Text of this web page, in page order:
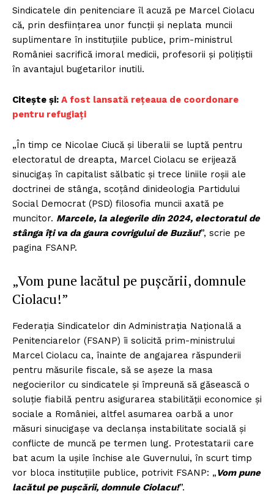
Sindicatele din penitenciare îl acuză pe Marcel Ciolacu
că, prin desființarea unor funcții și neplata muncii
suplimentare în instituțiile publice, prim-ministrul
României sacrifică imoral medicii, profesorii și polițiștii
în avantajul bugetarilor inutili.
Citește și: A fost lansată reţeaua de coordonare
pentru refugiaţi
„În timp ce Nicolae Ciucă și liberalii se luptă pentru
electoratul de dreapta, Marcel Ciolacu se erijează
sinucigaș în capitalist sălbatic și trece liniile roșii ale
doctrinei de stânga, scoțând dinideologia Partidului
Social Democrat (PSD) filosofia muncii axată pe
muncitor. Marcele, la alegerile din 2024, electoratul de
stânga îți va da gaura covrigului de Buzău!”, scrie pe
pagina FSANP.
„Vom pune lacătul pe pușcării, domnule
Ciolacu!”
Federația Sindicatelor din Administrația Națională a
Penitenciarelor (FSANP) îi solicită prim-ministrului
Marcel Ciolacu ca, înainte de angajarea răspunderii
pentru măsurile fiscale, să se așeze la masa
negocierilor cu sindicatele și împreună să găsească o
soluție fiabilă pentru asigurarea stabilității economice și
sociale a României, altfel asumarea oarbă a unor
măsuri sinucigașe va declanșa instabilitate socială și
conflicte de muncă pe termen lung. Protestatarii care
bat acum la ușile închise ale Guvernului, în scurt timp
vor bloca instituțiile publice, potrivit FSANP: „Vom pune
lacătul pe pușcării, domnule Ciolacu!”.